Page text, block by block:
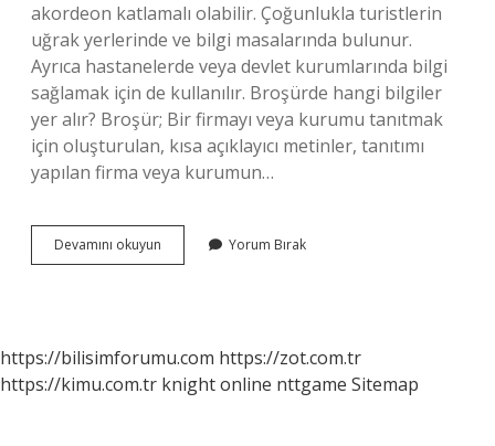
akordeon katlamalı olabilir. Çoğunlukla turistlerin
uğrak yerlerinde ve bilgi masalarında bulunur.
Ayrıca hastanelerde veya devlet kurumlarında bilgi
sağlamak için de kullanılır. Broşürde hangi bilgiler
yer alır? Broşür; Bir firmayı veya kurumu tanıtmak
için oluşturulan, kısa açıklayıcı metinler, tanıtımı
yapılan firma veya kurumun…
Devamını okuyun
Hazırlarken
Nelerdir
Yorum Bırak
https://bilisimforumu.com https://zot.com.tr
https://kimu.com.tr knight online nttgame Sitemap